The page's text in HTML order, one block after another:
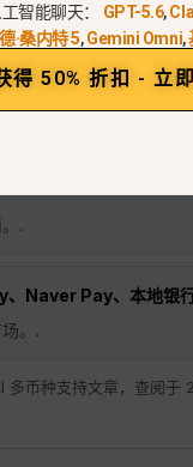
和 Plus 已在印度上线
西亚。.
.
、Naver Pay、本地银
。.
多币种支持文章，查阅于
智能聊天： GPT-5.6,
·桑内特 5,Gemini Omni,
得 50% 折扣 - 立